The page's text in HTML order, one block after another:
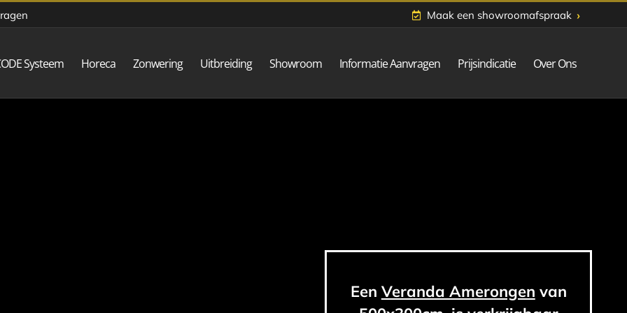
Maak een showroomafspraak ›
Systeem Horeca Zonwering Uitbreiding Showroom Informatie Aanvragen Prijsindicatie Over Ons
Een Veranda Amerongen van